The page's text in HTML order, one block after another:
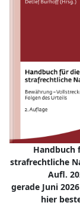
Handbuch
strafrechtliche
Aufl.
gerade Juni
hier